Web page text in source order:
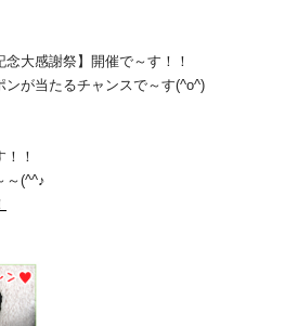
念大感謝祭】開催で～す！！
ンが当たるチャンスで～す(^o^)
！
～(^^♪